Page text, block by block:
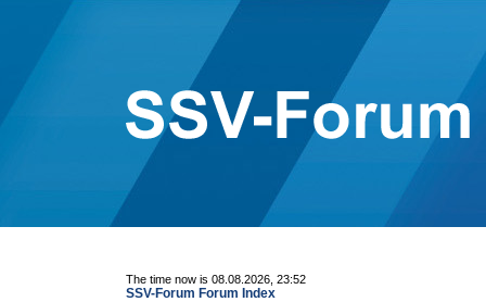
The time now is 08.08.2026, 23:52
SSV-Forum Forum Index